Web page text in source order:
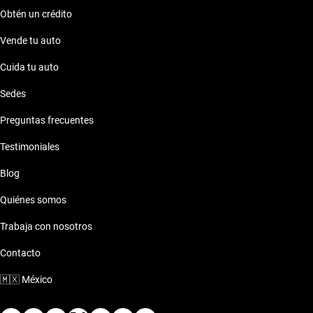
Obtén un crédito
Vende tu auto
Cuida tu auto
Sedes
Preguntas frecuentes
Testimoniales
Blog
Quiénes somos
Trabaja con nosotros
Contacto
🇲🇽 México